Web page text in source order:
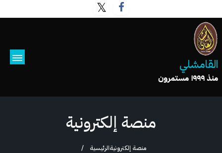
القامشلي
منذ ١٩٩٩ مستمرون
منصة إلكترونية
الرئيسيةمنصة إلكترونية